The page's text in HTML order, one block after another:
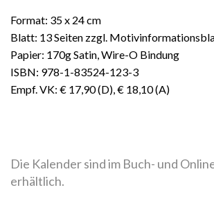
Format: 35 x 24 cm
Blatt: 13 Seiten zzgl.
Papier: 170g Satin, Wire-O Bindung
ISBN: 978-1-83524-123-3
Empf. VK: € 17,90 (D), € 18,10 (A)
Die Kalender sind im Buch- und
erhältlich.